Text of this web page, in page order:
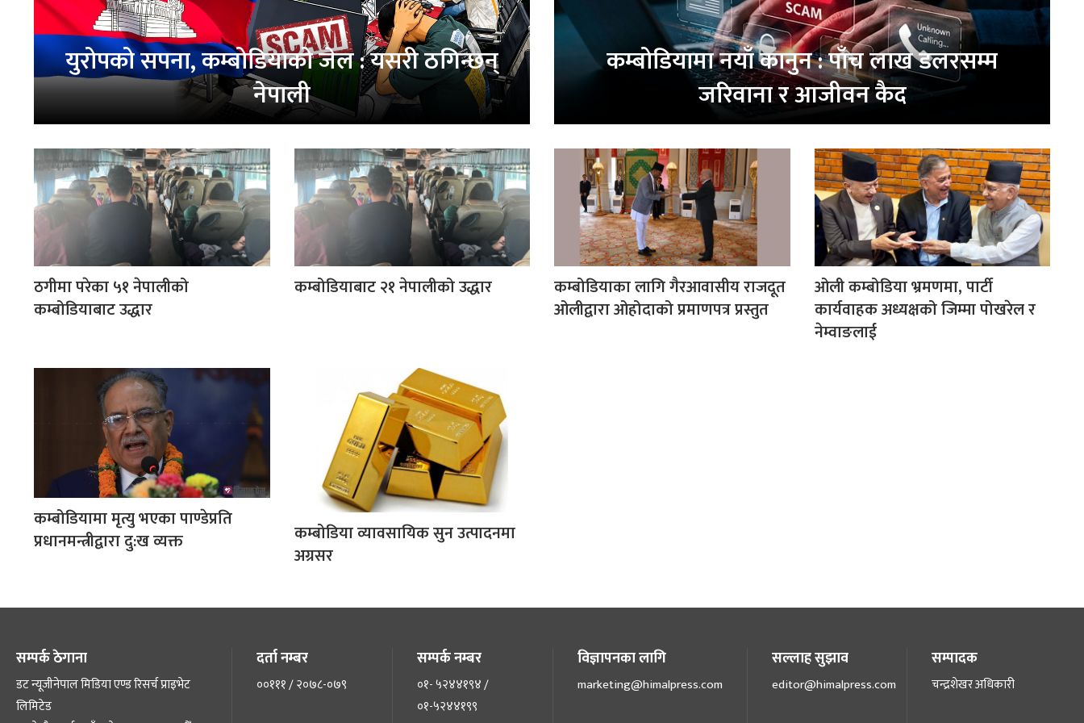
युरोपको सपना, कम्बोडियाको जेल : यसरी ठगिन्छन्
नेपाली
कम्बोडियामा नयाँ कानुन : पाँच लाख डलरसम्म
जरिवाना र आजीवन कैद
ठगीमा परेका ५१ नेपालीको
कम्बोडियाबाट उद्धार
कम्बोडियाबाट २१ नेपालीको उद्धार
कम्बोडियाका लागि गैरआवासीय राजदूत
ओलीद्वारा ओहोदाको प्रमाणपत्र प्रस्तुत
ओली कम्बोडिया भ्रमणमा, पार्टी
कार्यवाहक अध्यक्षको जिम्मा पोखरेल र
नेम्वाङलाई
कम्बोडियामा मृत्यु भएका पाण्डेप्रति
प्रधानमन्त्रीद्वारा दु:ख व्यक्त
कम्बोडिया व्यावसायिक सुन उत्पादनमा
अग्रसर
सम्पर्क ठेगाना
डट न्यूजीनेपाल मिडिया एण्ड रिसर्च प्राइभेट
लिमिटेड
दर्ता नम्बर
००१११ / २०७८-०७९
सम्पर्क नम्बर
०१- ५२४४१९४ /
०१-५२४४१९९
विज्ञापनका लागि
marketing@himalpress.com
सल्लाह सुझाव
editor@himalpress.com
सम्पादक
चन्द्रशेखर अधिकारी